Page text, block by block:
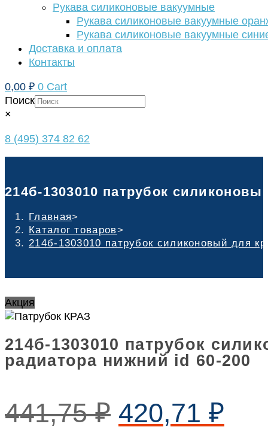
Рукава силиконовые вакуумные
Рукава силиконовые вакуумные
Рукава силиконовые вакуумные
Доставка и оплата
Контакты
0,00 ₽ 0 Cart
Поиск
×
8 (495) 374 82 62
214б-1303010 патрубок
Главная>
Каталог товаров>
214б-1303010 патрубок силиконовый для
Акция
214б-1303010 патрубок
радиатора нижний id 60-200
441,75₽ 420,71 ₽